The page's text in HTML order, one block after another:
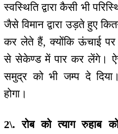
स्वस्थिति द्वारा कैसी भी
जैसे विमान द्वारा उड़ते हुए
कर लेते हैं, क्योंकि ऊंचाई
से सेकेण्ड में पार कर लेंगे।
समुद्र को भी जम्प दे
होगा।
2\. रोब को त्याग रुहाब